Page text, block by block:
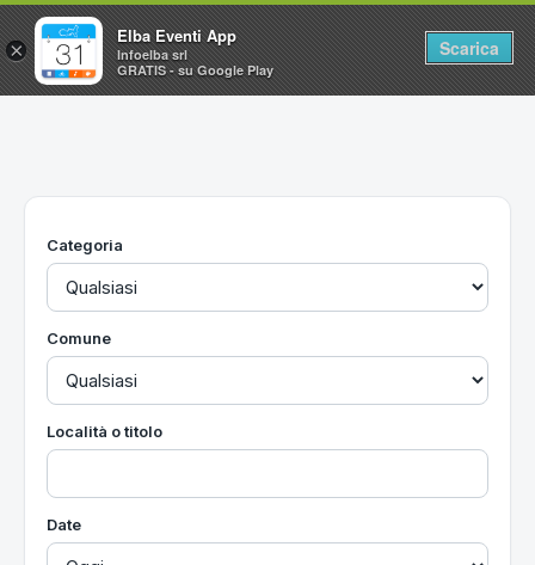
Home
Utilità
Categoria
Comune
Località o titolo
Date
×
Elba Eventi App
Infoelba srl
GRATIS - su Google Play
Scarica